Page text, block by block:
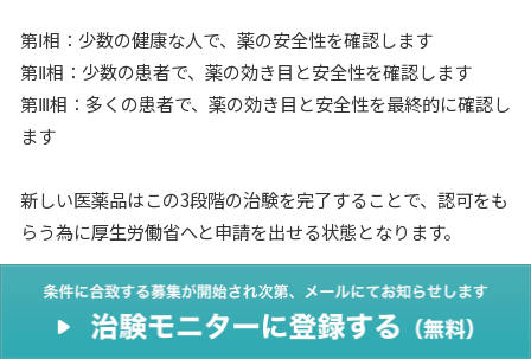
第Ⅰ相：少数の健康な人で、薬の安全性を確認します
第Ⅱ相：少数の患者で、薬の効き目と安全性を確認します
第Ⅲ相：多くの患者で、薬の効き目と安全性を最終的に確認し
ます
新しい医薬品はこの3段階の治験を完了することで、認可をも
らう為に厚生労働省へと申請を出せる状態となります。